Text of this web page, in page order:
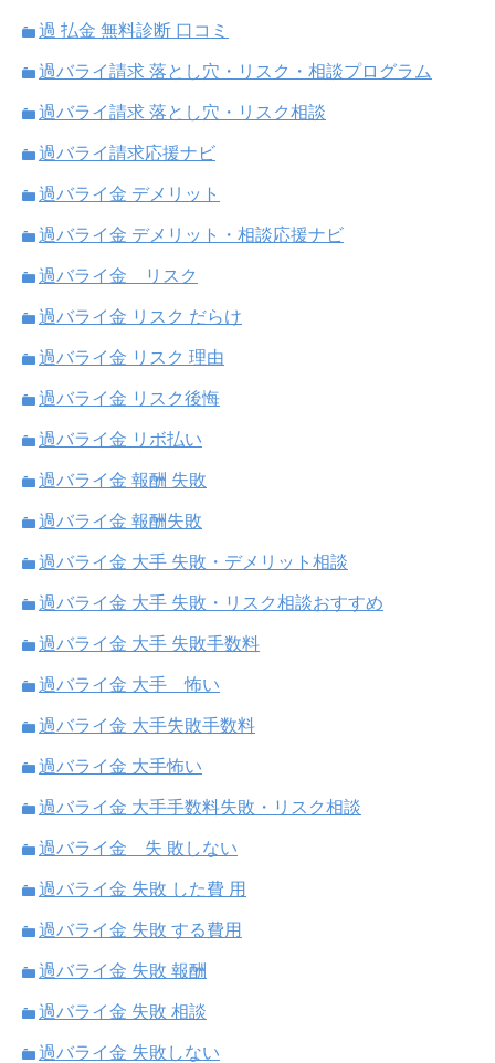
過 払金 無料診断 口コミ
過バライ請求 落とし穴・リスク・相談プログラム
過バライ請求 落とし穴・リスク相談
過バライ請求応援ナビ
過バライ金 デメリット
過バライ金 デメリット・相談応援ナビ
過バライ金 リスク
過バライ金 リスク だらけ
過バライ金 リスク 理由
過バライ金 リスク後悔
過バライ金 リボ払い
過バライ金 報酬 失敗
過バライ金 報酬失敗
過バライ金 大手 失敗・デメリット相談
過バライ金 大手 失敗・リスク相談おすすめ
過バライ金 大手 失敗手数料
過バライ金 大手 怖い
過バライ金 大手失敗手数料
過バライ金 大手怖い
過バライ金 大手手数料失敗・リスク相談
過バライ金 失 敗しない
過バライ金 失敗 した費 用
過バライ金 失敗 する費用
過バライ金 失敗 報酬
過バライ金 失敗 相談
過バライ金 失敗しない